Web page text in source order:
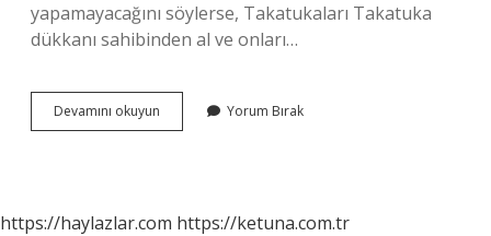
yapamayacağını söylerse, Takatukaları Takatuka
dükkanı sahibinden al ve onları…
Devamını okuyun Takatukacı
Ne
Yorum Bırak
https://haylazlar.com https://ketuna.com.tr